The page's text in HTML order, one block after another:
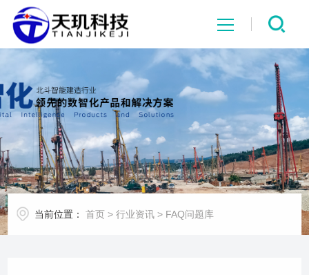
网站首页
系统中心
解决方案
项目案例
当前位置： 首页 >行业资讯 > FAQ问题库